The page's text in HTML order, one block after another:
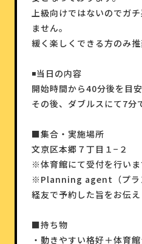
上級向けではないのでガ
ません。
緩く楽しくできる方のみ推
◾️当日の内容
開始時間から40分後を目
その後、ダブルスにて7分
■集合・実施場所
文京区本郷７丁目１−２
※体育館にて受付を行いま
※Planning agent（プラ
経友で予約した旨をお伝え
■持ち物
・動きやすい格好＋体育館